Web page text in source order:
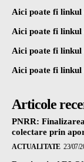
Aici poate fi linkul
Aici poate fi linkul
Aici poate fi linkul
Aici poate fi linkul
Articole
PNRR:
colectare prin
ACTUALITATE 23/07/